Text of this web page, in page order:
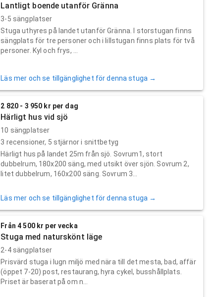
Lantligt boende utanför Gränna
3-5 sängplatser
Stuga uthyres på landet utanför Gränna. I storstugan finns
sängplats för tre personer och i lillstugan finns plats för två
personer. Kyl och frys, ...
Läs mer och se tillgänglighet för denna stuga →
2 820 - 3 950 kr per dag
Härligt hus vid sjö
10 sängplatser
3 recensioner, 5 stjärnor i snittbetyg
Härligt hus på landet 25m från sjö. Sovrum1, stort
dubbelrum, 180x200 säng, med utsikt över sjön. Sovrum 2,
litet dubbelrum, 160x200 säng. Sovrum 3...
Läs mer och se tillgänglighet för denna stuga →
Från 4 500 kr per vecka
Stuga med naturskönt läge
2-4 sängplatser
Prisvärd stuga i lugn miljö med nära till det mesta, bad, affär
(öppet 7-20) post, restaurang, hyra cykel, busshållplats.
Priset är baserat på om n...